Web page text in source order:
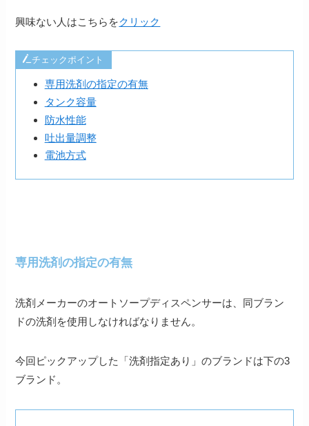
興味ない人はこちらをクリック
チェックポイント
専用洗剤の指定の有無
タンク容量
防水性能
吐出量調整
電池方式
専用洗剤の指定の有無
洗剤メーカーのオートソープディスペンサーは、同ブラン
ドの洗剤を使用しなければなりません。
今回ピックアップした「洗剤指定あり」のブランドは下の3
ブランド。